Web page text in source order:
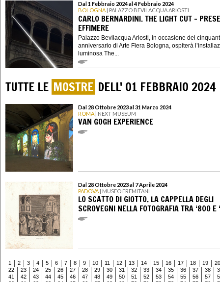
Dal 1 Febbraio 2024 al 4 Febbraio 2024
BOLOGNA | PALAZZO BEVILACQUA ARIOSTI
CARLO BERNARDINI. THE LIGHT CUT –
EFFIMERE
Palazzo Bevilacqua Ariosti, in occasione del
anniversario di Arte Fiera Bologna, ospiterà
luminosa The...
TUTTE LE MOSTRE DELL' 01 FEBBRAIO 2024
Dal 28 Ottobre 2023 al 31 Marzo 2024
ROMA | NEXT MUSEUM
VAN GOGH EXPERIENCE
Dal 28 Ottobre 2023 al 7 Aprile 2024
PADOVA | MUSEO EREMITANI
LO SCATTO DI GIOTTO. LA CAPPELLA DEGLI
SCROVEGNI NELLA FOTOGRAFIA TRA ‘800 E
1 2 3 4 5 6 7 8 9 10 11 12 13 14 15 16 17 18 19
20
22
23 24 25 26 27 28 29 30 31 32 33 34 35 36 37 38
41
42 43 44 45 46 47 48 49 50 51 52 53 54 55 56 57